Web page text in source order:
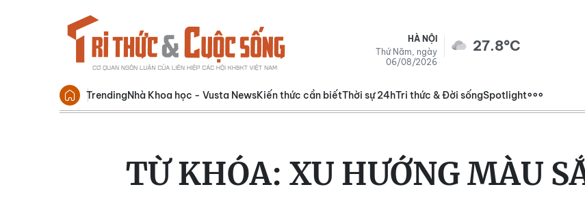
HÀ NỘI
Thứ Năm, ngày
06/08/2026
27.8°C
TrendingNhà Khoa học - Vusta NewsKiến thức cần biếtThời sự 24hTri thức & Đời sốngSpotlight
TỪ KHÓA: XU HƯỚNG MÀU